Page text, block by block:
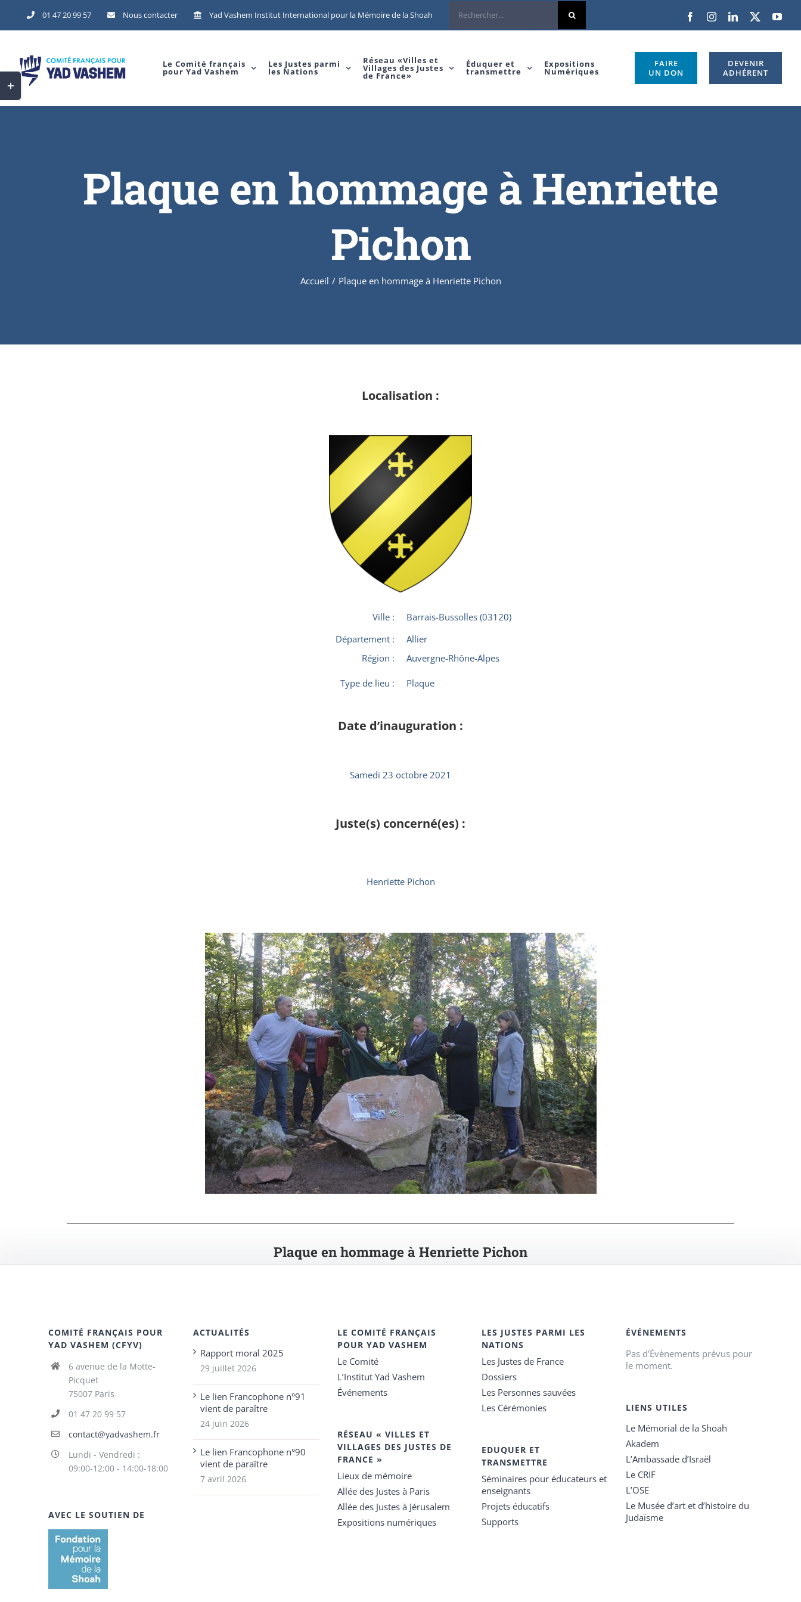
01 47 20 99 57 Nous contacter Yad Vashem Institut International pour la Mémoire de la Shoah
Le Comité français
pour Yad Vashem
Les Justes parmi
les Nations
Réseau «Villes et
Villages des Justes
de France»
Éduquer et
transmettre
Expositions
Numériques
FAIRE
UN DON
DEVENIR
ADHÉRENT
Plaque en hommage à Henriette
Pichon
Accueil / Plaque en hommage à Henriette Pichon
Localisation :
Ville :
Barrais-Bussolles (03120)
Département :
Allier
Région :
Auvergne-Rhône-Alpes
Type de lieu : Plaque
Date d’inauguration :
Samedi 23 octobre 2021
Juste(s) concerné(es) :
Henriette Pichon
Plaque en hommage à Henriette Pichon
COMITÉ FRANÇAIS POUR
YAD VASHEM (CFYV)
6 avenue de la Motte-
Picquet
75007 Paris
01 47 20 99 57
contact@yadvashem.fr
Lundi - Vendredi :
09:00-12:00 - 14:00-18:00
AVEC LE SOUTIEN DE
ACTUALITÉS
Rapport moral 2025
29 juillet 2026
Le lien Francophone n°91
vient de paraître
24 juin 2026
Le lien Francophone n°90
vient de paraître
7 avril 2026
LE COMITÉ FRANÇAIS
POUR YAD VASHEM
Le Comité
L’Institut Yad Vashem
Événements
RÉSEAU « VILLES ET
VILLAGES DES JUSTES DE
FRANCE »
Lieux de mémoire
Allée des Justes à Paris
Allée des Justes à Jérusalem
Expositions numériques
LES JUSTES PARMI LES
NATIONS
Les Justes de France
Dossiers
Les Personnes sauvées
Les Cérémonies
EDUQUER ET
TRANSMETTRE
Séminaires pour éducateurs et
enseignants
Projets éducatifs
Supports
ÉVÉNEMENTS
Pas d'Évènements prévus pour
le moment.
LIENS UTILES
Le Mémorial de la Shoah
Akadem
L’Ambassade d’Israël
Le CRIF
L’OSE
Le Musée d’art et d’histoire du
Judaïsme